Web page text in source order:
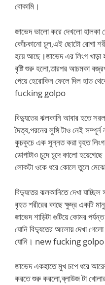
বোকামি।
জাভেদ ভালো করে দেখলো হালকা
কোঁচকানো চুল,এই ছোটো রোগা
হয়ে আছে।জাভেদ এর লিংগ
বৃষ্টি শুরু হলো,তারপর আচমকা
পেয়ে হেরোকিন ফেলে দিল হাত
fucking golpo
বিদ্যুতের ঝলকানি আবার হতে
দৈত্য,পরনের লুঙ্গি টাও নেই
কুচকুচে এক সুন্নত করা বৃহত লিংগ
ডোগাটাও চুদে চুদে কালো
লোকটা ওকে ধরে কোলে তুলে
বিদ্যুতের ঝলকানিতে দেখা
বৃহত শরীরের কাছে ক্ষুদ্র একটি
জাভেদ শাড়িটা গুটিয়ে কোমর
যোনি বিদ্যুতের আলোয় দেখা গেলো
যোনি। new fucking golpo
জাভেদ একহাতে মুখ চপে ধরে
করতে শুরু করলো,ব্লাউজ টা খোলার